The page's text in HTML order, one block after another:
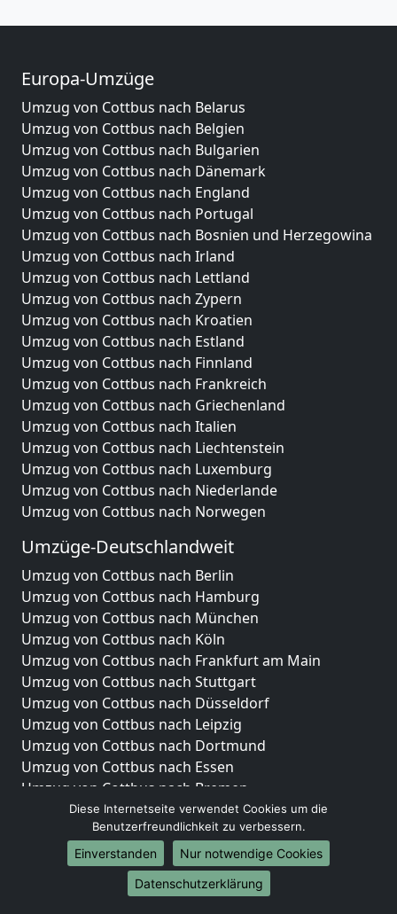
Europa-Umzüge
Umzug von Cottbus nach Belarus
Umzug von Cottbus nach Belgien
Umzug von Cottbus nach Bulgarien
Umzug von Cottbus nach Dänemark
Umzug von Cottbus nach England
Umzug von Cottbus nach Portugal
Umzug von Cottbus nach Bosnien und Herzegowina
Umzug von Cottbus nach Irland
Umzug von Cottbus nach Lettland
Umzug von Cottbus nach Zypern
Umzug von Cottbus nach Kroatien
Umzug von Cottbus nach Estland
Umzug von Cottbus nach Finnland
Umzug von Cottbus nach Frankreich
Umzug von Cottbus nach Griechenland
Umzug von Cottbus nach Italien
Umzug von Cottbus nach Liechtenstein
Umzug von Cottbus nach Luxemburg
Umzug von Cottbus nach Niederlande
Umzug von Cottbus nach Norwegen
Umzüge-Deutschlandweit
Umzug von Cottbus nach Berlin
Umzug von Cottbus nach Hamburg
Umzug von Cottbus nach München
Umzug von Cottbus nach Köln
Umzug von Cottbus nach Frankfurt am Main
Umzug von Cottbus nach Stuttgart
Umzug von Cottbus nach Düsseldorf
Umzug von Cottbus nach Leipzig
Umzug von Cottbus nach Dortmund
Umzug von Cottbus nach Essen
Umzug von Cottbus nach Bremen
Umzug von Cottbus nach Dresden
Umzug von Cottbus nach Hannover
Umzug von Cottbus nach Nürnberg
Umzug von Cottbus nach Duisburg
Umzug von Cottbus nach Bochum
Diese Internetseite verwendet Cookies um die
Benutzerfreundlichkeit zu verbessern.
Einverstanden
Nur notwendige Cookies
Datenschutzerklärung